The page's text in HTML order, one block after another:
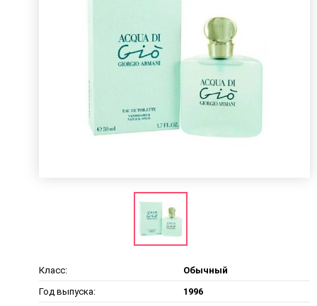
Класс:
Обычный
Год выпуска:
1996